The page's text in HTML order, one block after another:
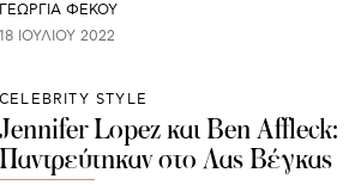
ΓΕΩΡΓΙΑ ΦΕΚΟΥ
18 ΙΟΥΛΊΟΥ 2022
CELEBRITY STYLE
Jennifer Lopez και Ben Affleck:
Παντρεύτηκαν στο Λας Βέγκας